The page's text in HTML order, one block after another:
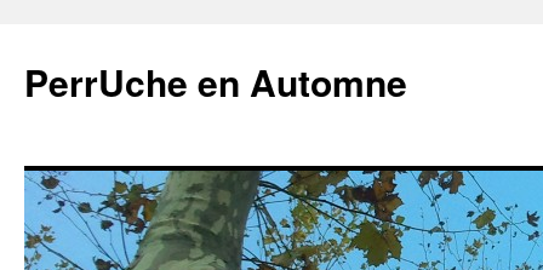
contenu
PerrUche en Automne